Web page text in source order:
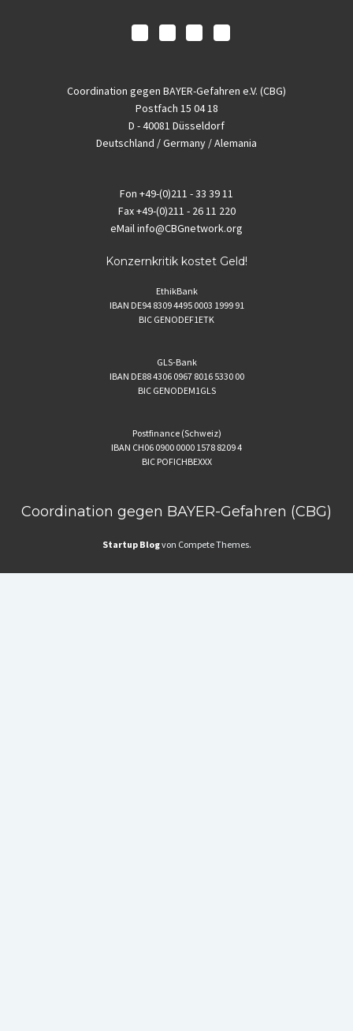
Coordination gegen BAYER-Gefahren e.V. (CBG)
Postfach 15 04 18
D - 40081 Düsseldorf
Deutschland / Germany / Alemania
Fon +49-(0)211 - 33 39 11
Fax+49-(0)211 - 26 11 220
eMailinfo@CBGnetwork.org
Konzernkritik kostet Geld!
EthikBank
IBAN DE94 8309 4495 0003 1999 91
BIC GENODEF1ETK
GLS-Bank
IBAN DE88 4306 0967 8016 5330 00
BIC GENODEM1GLS
Postfinance (Schweiz)
IBAN CH06 0900 0000 1578 8209 4
BIC POFICHBEXXX
Coordination gegen BAYER-Gefahren (CBG)
Startup Blogvon Compete Themes.